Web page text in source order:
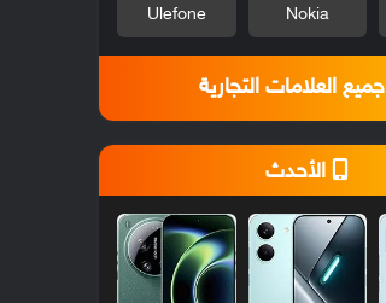
Nokia
Ulefone
جميع العلامات التجارية
الأحدث